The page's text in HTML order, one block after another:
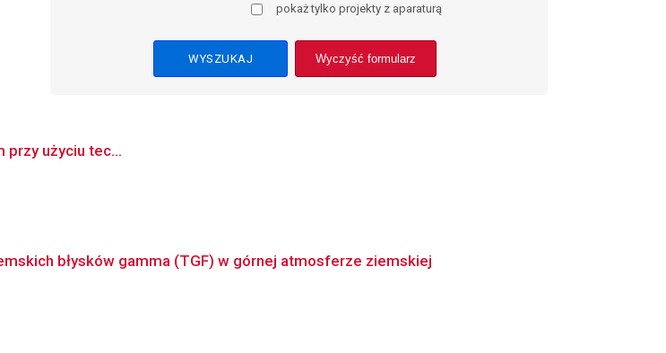
pokaż tylko projekty z aparaturą
Wyczyść formularz
przy użyciu tec...
błysków gamma (TGF) w górnej atmosferze ziemskiej